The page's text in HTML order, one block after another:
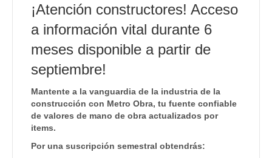
¡Atención constructores! Acceso
a información vital durante 6
meses disponible a partir de
septiembre!
Mantente a la vanguardia de la industria de la
construcción con Metro Obra, tu fuente confiable
de valores de mano de obra actualizados por
items.
Por una suscripción semestral obtendrás: